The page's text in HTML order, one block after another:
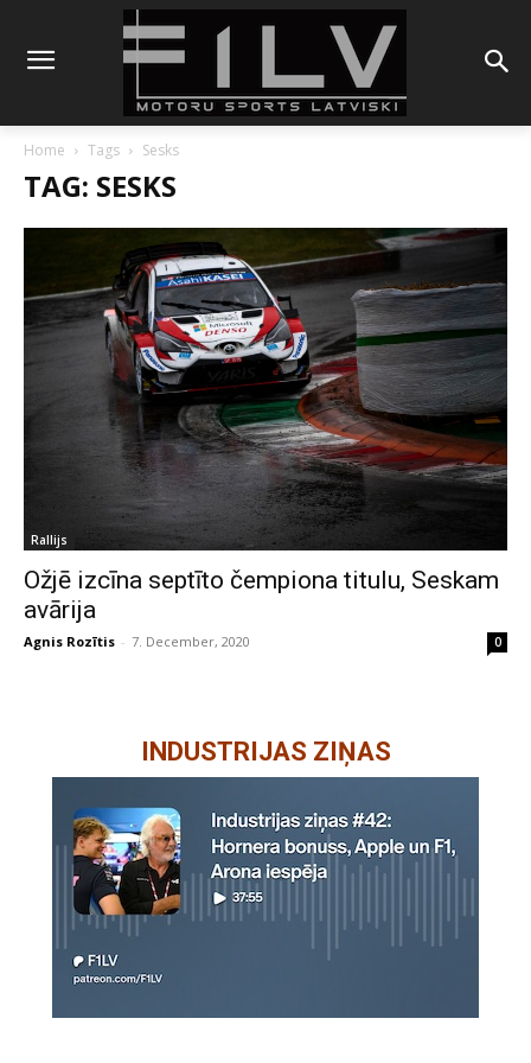
Home Tags Sesks
TAG: SESKS
Rallijs
Ožjē izcīna septīto čempiona titulu, Seskam
avārija
Agnis Rozītis - 7. December, 2020 0
INDUSTRIJAS ZIŅAS